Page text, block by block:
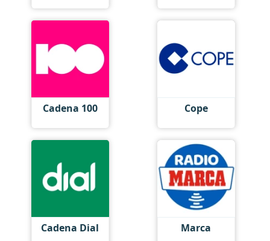
Cadena 100 Cope
Cadena Dial Marca